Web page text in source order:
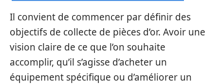
Il convient de commencer par définir des
objectifs de collecte de pièces d’or. Avoir une
vision claire de ce que l’on souhaite
accomplir, qu’il s’agisse d’acheter un
équipement spécifique ou d’améliorer un